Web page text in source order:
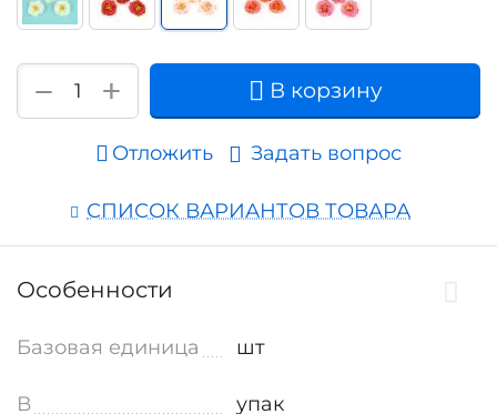
+
− В корзину
Отложить Задать вопрос
СПИСОК ВАРИАНТОВ ТОВАРА
Особенности
Базовая единица шт
В
упак